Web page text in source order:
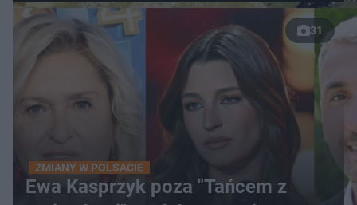
31
ZMIANY W POLSACIE
Ewa Kasprzyk poza "Tańcem z